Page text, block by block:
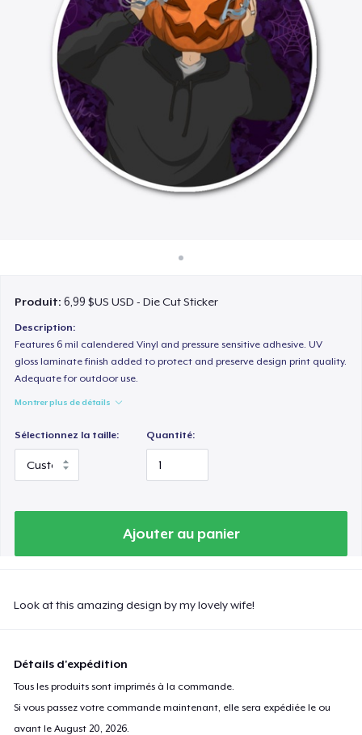
Vendez partout
Vendre n'importe quoi
Produit:6,99 $US USD - Die Cut Sticker
Description:
Features 6 mil calendered Vinyl and pressure sensitive adhesive. UV
gloss laminate finish added to protect and preserve design print quality.
Adequate for outdoor use.
Montrer plus de détails
Sélectionnez la taille: Quantité:
Ajouter au panier
Look at this amazing design by my lovely wife!
Détails d'expédition
Tous les produits sont imprimés à la commande.
Si vous passez votre commande maintenant, elle sera expédiée le ou
avant leAugust 20, 2026